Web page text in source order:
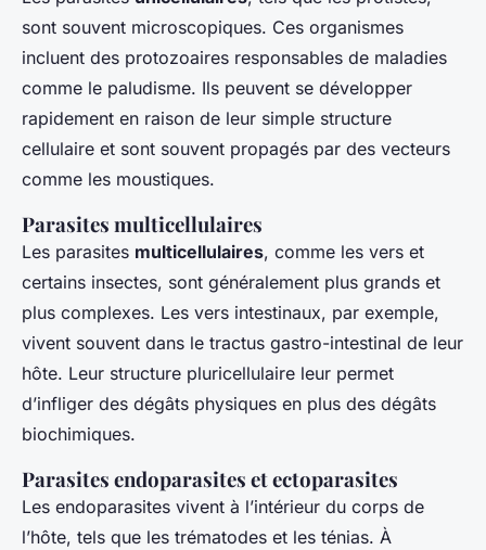
sont souvent microscopiques. Ces organismes
incluent des protozoaires responsables de maladies
comme le paludisme. Ils peuvent se développer
rapidement en raison de leur simple structure
cellulaire et sont souvent propagés par des vecteurs
comme les moustiques.
Parasites multicellulaires
Les parasites multicellulaires, comme les vers et
certains insectes, sont généralement plus grands et
plus complexes. Les vers intestinaux, par exemple,
vivent souvent dans le tractus gastro-intestinal de leur
hôte. Leur structure pluricellulaire leur permet
d’infliger des dégâts physiques en plus des dégâts
biochimiques.
Parasites endoparasites et ectoparasites
Les endoparasites vivent à l’intérieur du corps de
l’hôte, tels que les trématodes et les ténias. À